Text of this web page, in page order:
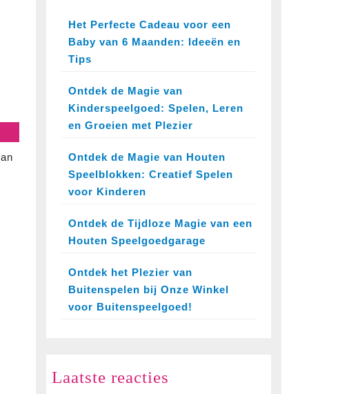
Het Perfecte Cadeau voor een
Baby van 6 Maanden: Ideeën en
Tips
Ontdek de Magie van
Kinderspeelgoed: Spelen, Leren
en Groeien met Plezier
Ontdek de Magie van Houten
Speelblokken: Creatief Spelen
voor Kinderen
Ontdek de Tijdloze Magie van een
Houten Speelgoedgarage
Ontdek het Plezier van
Buitenspelen bij Onze Winkel
voor Buitenspeelgoed!
Laatste reacties